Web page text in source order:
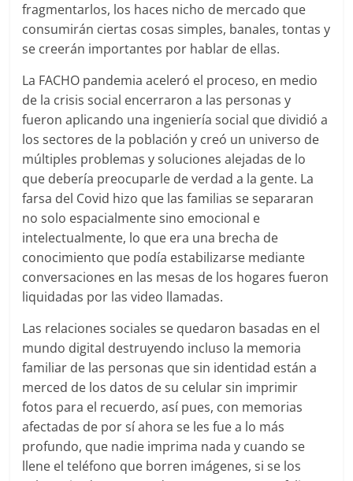
fragmentarlos, los haces nicho de mercado que
consumirán ciertas cosas simples, banales, tontas y
se creerán importantes por hablar de ellas.
La FACHO pandemia aceleró el proceso, en medio
de la crisis social encerraron a las personas y
fueron aplicando una ingeniería social que dividió a
los sectores de la población y creó un universo de
múltiples problemas y soluciones alejadas de lo
que debería preocuparle de verdad a la gente. La
farsa del Covid hizo que las familias se separaran
no solo espacialmente sino emocional e
intelectualmente, lo que era una brecha de
conocimiento que podía estabilizarse mediante
conversaciones en las mesas de los hogares fueron
liquidadas por las video llamadas.
Las relaciones sociales se quedaron basadas en el
mundo digital destruyendo incluso la memoria
familiar de las personas que sin identidad están a
merced de los datos de su celular sin imprimir
fotos para el recuerdo, así pues, con memorias
afectadas de por sí ahora se les fue a lo más
profundo, que nadie imprima nada y cuando se
llene el teléfono que borren imágenes, si se los